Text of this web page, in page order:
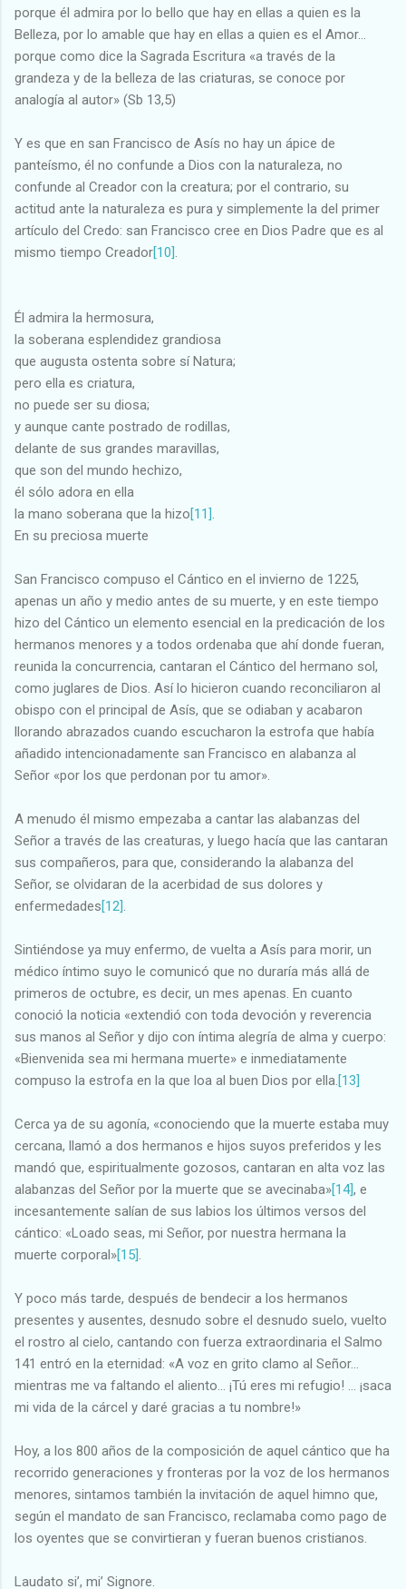
porque él admira por lo bello que hay en ellas a quien es la
Belleza, por lo amable que hay en ellas a quien es el Amor...
porque como dice la Sagrada Escritura «a través de la
grandeza y de la belleza de las criaturas, se conoce por
analogía al autor» (Sb 13,5)
Y es que en san Francisco de Asís no hay un ápice de
panteísmo, él no confunde a Dios con la naturaleza, no
confunde al Creador con la creatura; por el contrario, su
actitud ante la naturaleza es pura y simplemente la del primer
artículo del Credo: san Francisco cree en Dios Padre que es al
mismo tiempo Creador[10]
Él admira la hermosura,
la soberana esplendidez grandiosa
que augusta ostenta sobre sí Natura;
pero ella es criatura,
no puede ser su diosa;
y aunque cante postrado de rodillas,
delante de sus grandes maravillas,
que son del mundo hechizo,
él sólo adora en ella
la mano soberana que la hizo[11]
En su preciosa muerte
San Francisco compuso el Cántico en el invierno de 1225,
apenas un año y medio antes de su muerte, y en este tiempo
hizo del Cántico un elemento esencial en la predicación de los
hermanos menores y a todos ordenaba que ahí donde fueran,
reunida la concurrencia, cantaran el Cántico del hermano sol,
como juglares de Dios. Así lo hicieron cuando reconciliaron al
obispo con el principal de Asís, que se odiaban y acabaron
llorando abrazados cuando escucharon la estrofa que había
añadido intencionadamente san Francisco en alabanza al
Señor «por los que perdonan por tu amor».
A menudo él mismo empezaba a cantar las alabanzas del
Señor a través de las creaturas, y luego hacía que las cantaran
sus compañeros, para que, considerando la alabanza del
Señor, se olvidaran de la acerbidad de sus dolores y
enfermedades[12]
Sintiéndose ya muy enfermo, de vuelta a Asís para morir, un
médico íntimo suyo le comunicó que no duraría más allá de
primeros de octubre, es decir, un mes apenas. En cuanto
conoció la noticia «extendió con toda devoción y reverencia
sus manos al Señor y dijo con íntima alegría de alma y cuerpo:
«Bienvenida sea mi hermana muerte» e inmediatamente
compuso la estrofa en la que loa al buen Dios por ella. [13]
Cerca ya de su agonía, «conociendo que la muerte estaba muy
cercana, llamó a dos hermanos e hijos suyos preferidos y les
mandó que, espiritualmente gozosos, cantaran en alta voz las
alabanzas del Señor por la muerte que se avecinaba»[14], e
incesantemente salían de sus labios los últimos versos del
cántico: «Loado seas, mi Señor, por nuestra hermana la
muerte corporal»[15]
Y poco más tarde, después de bendecir a los hermanos
presentes y ausentes, desnudo sobre el desnudo suelo, vuelto
el rostro al cielo, cantando con fuerza extraordinaria el Salmo
141 entró en la eternidad: «A voz en grito clamo al Señor...
mientras me va faltando el aliento… ¡Tú eres mi refugio! ... ¡saca
mi vida de la cárcel y daré gracias a tu nombre!»
Hoy, a los 800 años de la composición de aquel cántico que ha
recorrido generaciones y fronteras por la voz de los hermanos
menores, sintamos también la invitación de aquel himno que,
según el mandato de san Francisco, reclamaba como pago de
los oyentes que se convirtieran y fueran buenos cristianos.
Laudato si’, mi’ Signore.